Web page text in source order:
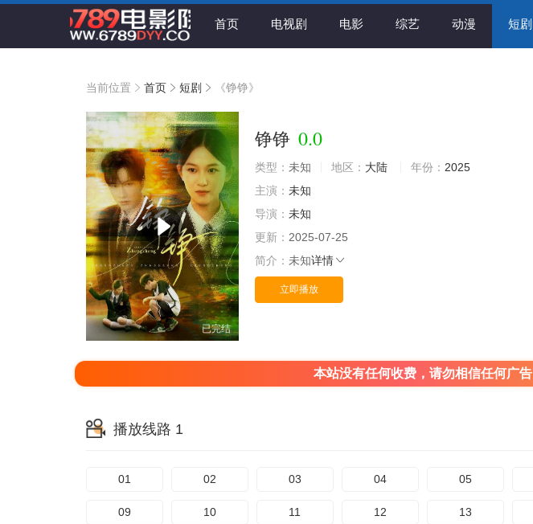
首页 电视剧 电影 综艺 动漫 短剧
当前位置 首页 短剧 《铮铮》
已完结
铮铮 0.0
类型： 未知 地区： 大陆 年份： 2025
主演： 未知
导演： 未知
更新： 2025-07-25
简介： 未知详情
立即播放
本站没有任何收费，请勿相信任何广告
播放线路 1
01 02 03 04 05
09 10 11 12 13